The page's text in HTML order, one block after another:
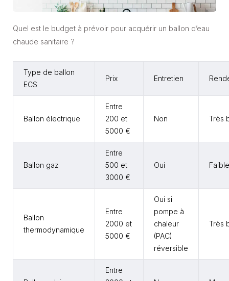
Quel est le budget à prévoir pour acquérir un ballon d’eau
chaude sanitaire ?
Type de ballon
ECS
Prix Entretien
Ballon électrique
Entre
200 et
5000 €
Non Très
Ballon gaz
Entre
500 et
3000 €
Oui Faible
Ballon
thermodynamique
Entre
2000 et
5000 €
Oui si
pompe à
chaleur
(PAC)
réversible
Très
Entre